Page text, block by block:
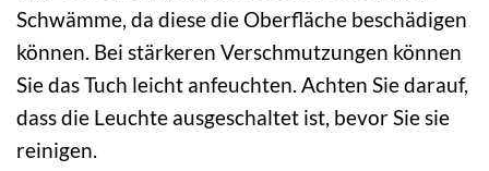
Schwämme, da diese die Oberfläche beschädigen
können. Bei stärkeren Verschmutzungen können
Sie das Tuch leicht anfeuchten. Achten Sie darauf,
dass die Leuchte ausgeschaltet ist, bevor Sie sie
reinigen.